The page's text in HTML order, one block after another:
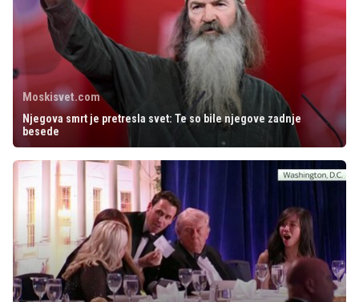
Moskisvet.com
Njegova smrt je pretresla svet: Te so bile njegove zadnje
besede